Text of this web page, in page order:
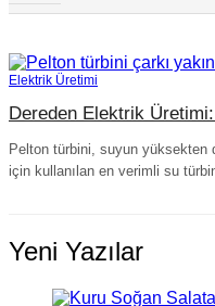
Elektrik Üretimi
Dereden Elektrik
Pelton türbini, suyun yüksekten
için kullanılan en verimli su
Yeni Yazılar